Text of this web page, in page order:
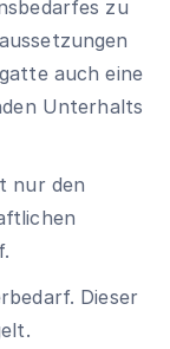
zu
auch eine
Unterhalts
nur den
Dieser